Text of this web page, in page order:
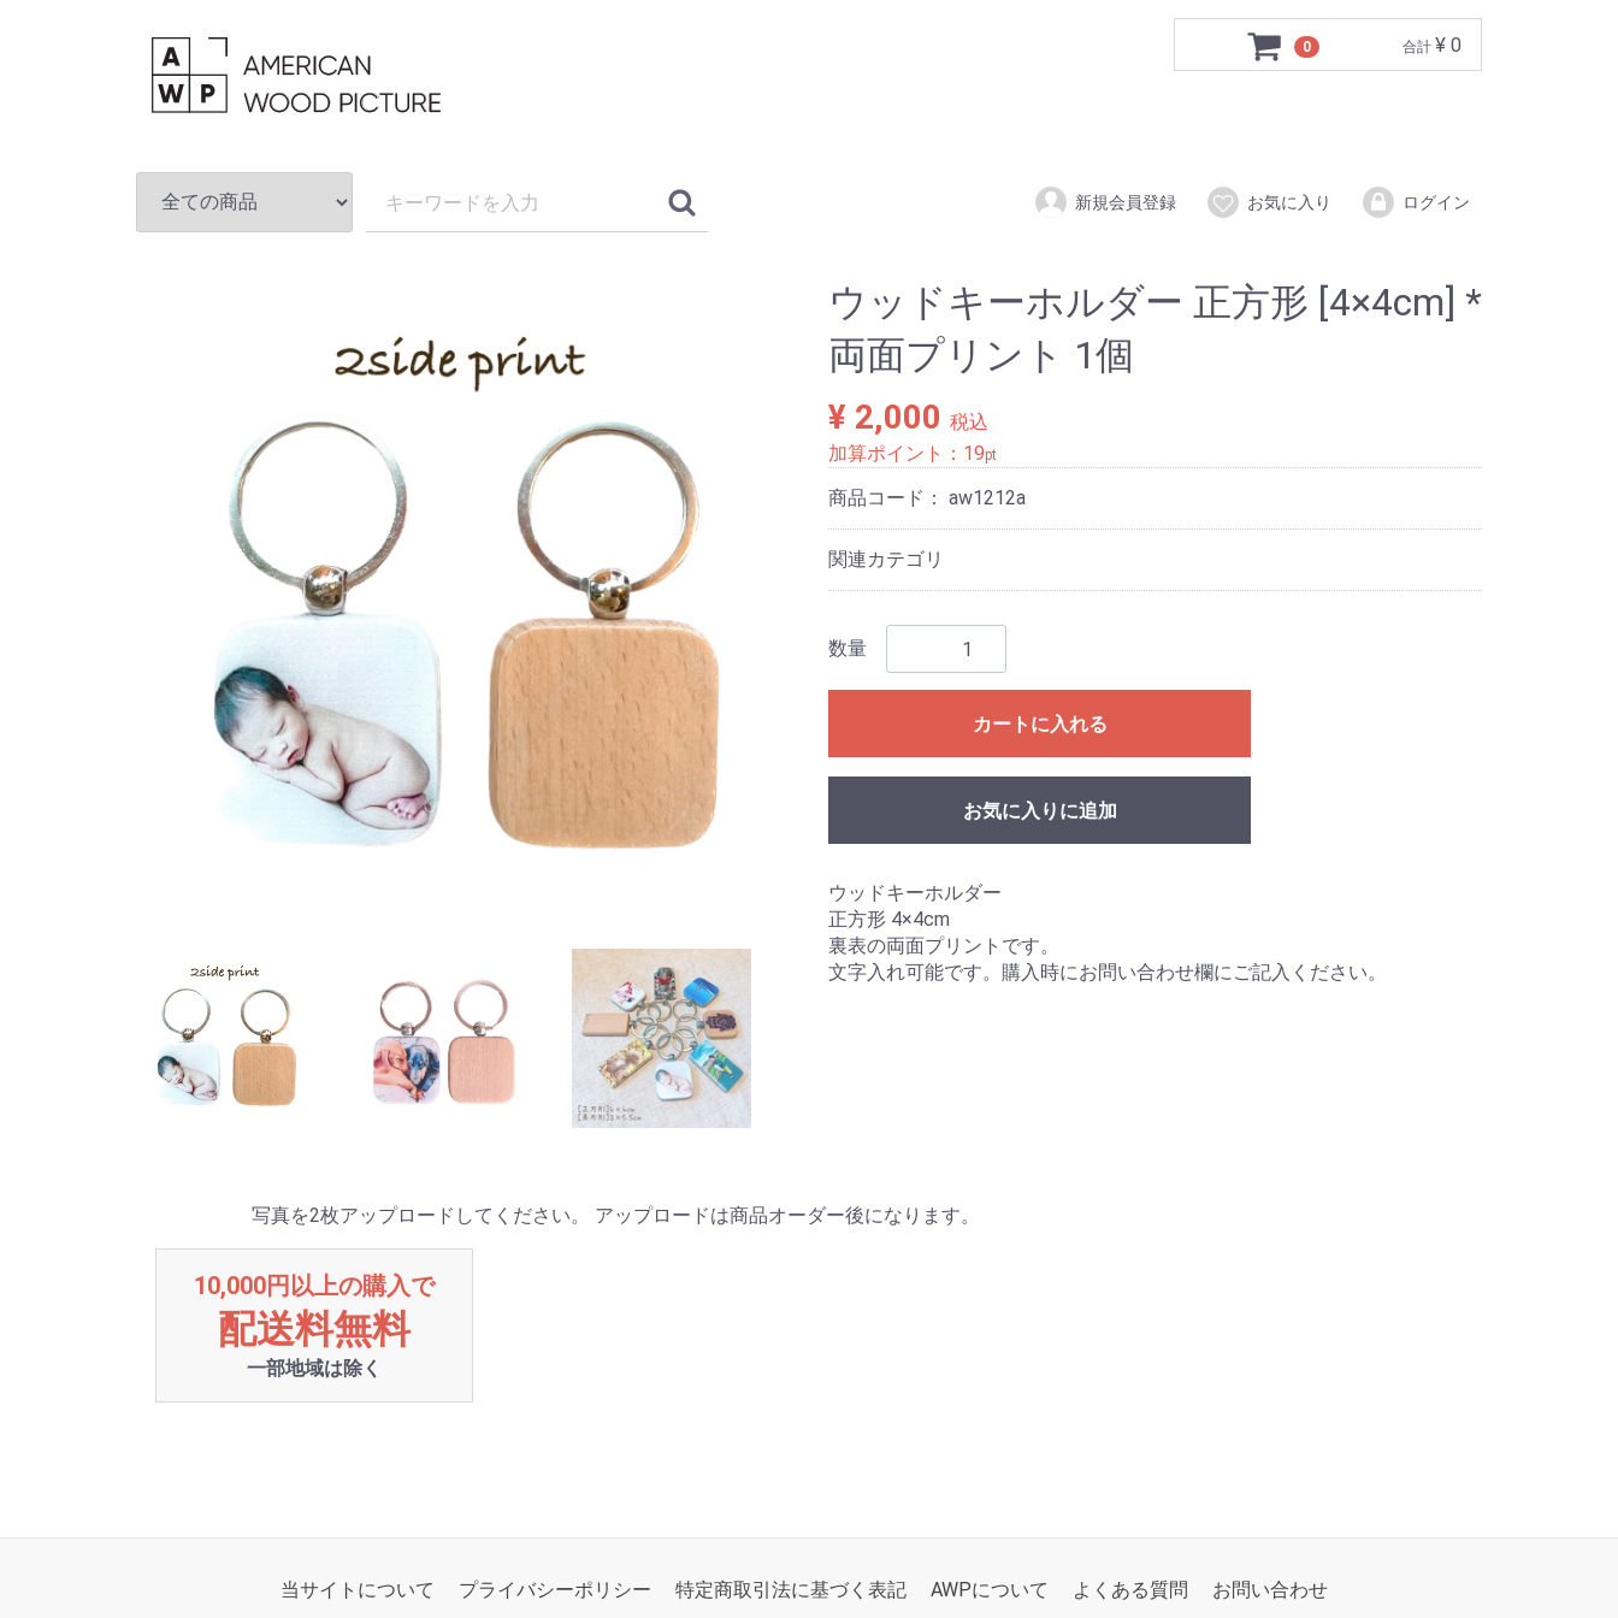
0 合計 ¥ 0
新規会員登録 お気に入り ログイン
ウッドキーホルダー 正方形 [4×4cm] *
両面プリント 1個
¥ 2,000 税込
加算ポイント： 19pt
商品コード： aw1212a
関連カテゴリ
数量
カートに入れる
お気に入りに追加
ウッドキーホルダー
正方形 4×4cm
裏表の両面プリントです。
文字入れ可能です。購入時にお問い合わせ欄にご記入ください。
写真を2枚アップロードしてください。 アップロードは商品オーダー後になります。
10,000円以上の購入で
配送料無料
一部地域は除く
当サイトについて プライバシーポリシー 特定商取引法に基づく表記 AWPについて よくある質問 お問い合わせ